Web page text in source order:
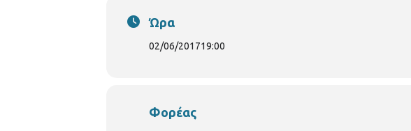
Ώρα
02/06/201719:00
Φορέας